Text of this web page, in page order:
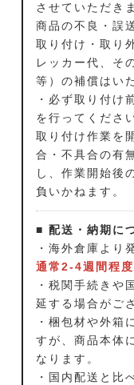
させていただき
商品の不良・誤
取り付け・取り
レッカー代、そ
等）の補償はい
・必ず取り付け
を行ってくださ
取り付け作業を
合・不具合の有
し、作業開始後
負いかねます。
■ 配送・納期に
・海外倉庫より
通常2-4週間程度
・税関手続きや
延する場合がご
・梱包材や外箱
すが、商品本体
なります。
・国内配送と比